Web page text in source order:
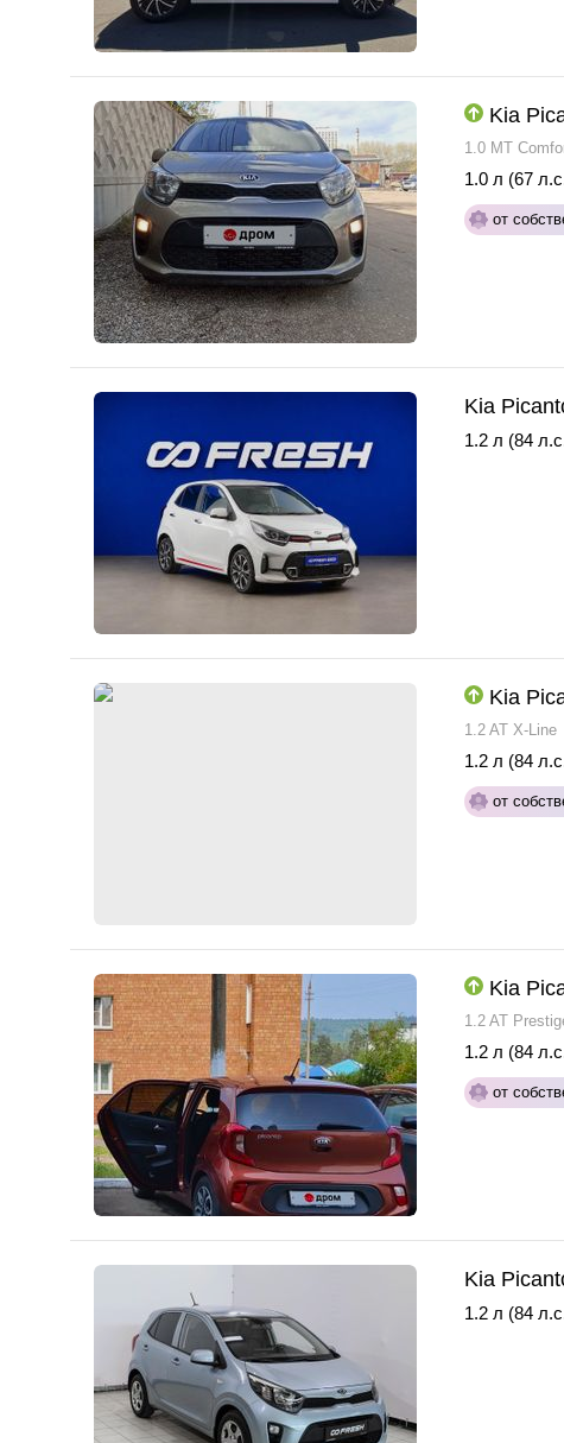
Kia
1.0 MT
1.0 л (67
от
Kia
1.2 л (84
Kia
1.2 AT X-Line
1.2 л (84
от
Kia
1.2 AT
1.2 л (84
от
Kia
1.2 л (84